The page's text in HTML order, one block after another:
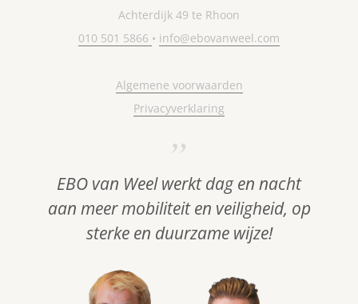
Achterdijk 49 te Rhoon
010 501 5866 • info@ebovanweel.com
Algemene voorwaarden
Privacyverklaring
EBO van Weel werkt dag en nacht
aan meer mobiliteit en veiligheid, op
sterke en duurzame wijze!